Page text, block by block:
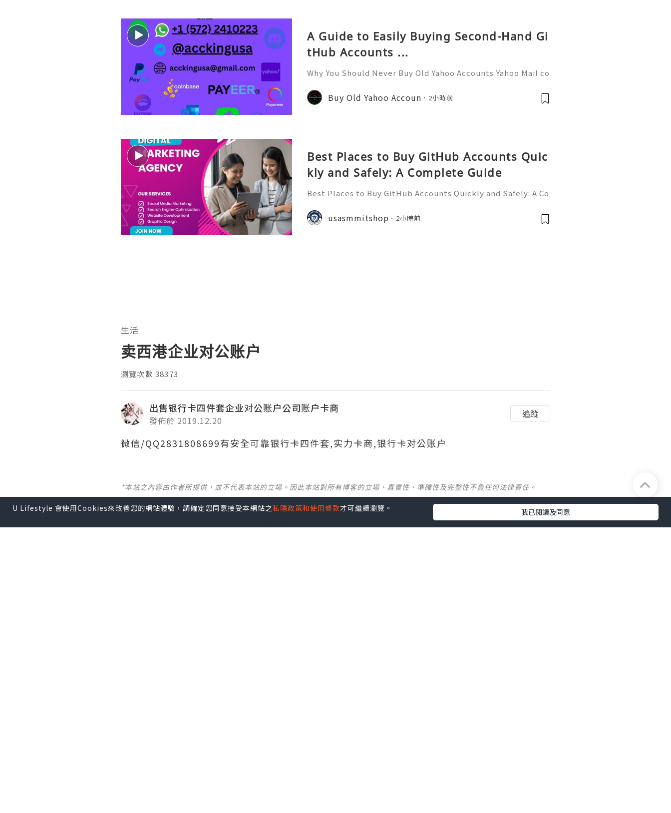
A Guide to Easily Buying Second-Hand Gi
tHub Accounts ...
Why You Should Never Buy Old Yahoo Accounts Yahoo Mail co
onal communication, business correspondence, and online a
ccount recovery. Because of
Buy Old Yahoo Accoun 2小時前
Best Places to Buy GitHub Accounts Quic
kly and Safely: A Complete Guide
Best Places to Buy GitHub Accounts Quickly and Safely: A Co
t platforms for software developers, programmers, startup
s, open-source communities, s
usasmmitshop 2小時前
生活
卖西港企业对公账户
瀏覽次數:38373
出售银行卡四件套企业对公账户公司账户卡商
發佈於 2019.12.20
追蹤
微信/QQ2831808699有安全可靠银行卡四件套,实力卡商,银行卡对公账户
*本站之內容由作者所提供，並不代表本站的立場。因此本站對所有博客的立場、真實性、準確性及完整性不負任何法律責任。
【 U Creator 招募 】
U Lifestyle 會使用Cookies來改善您的網站體驗，請確定您同意接受本網站之私隱政策和使用條款才可繼續瀏覽。 我已閱讀及同意